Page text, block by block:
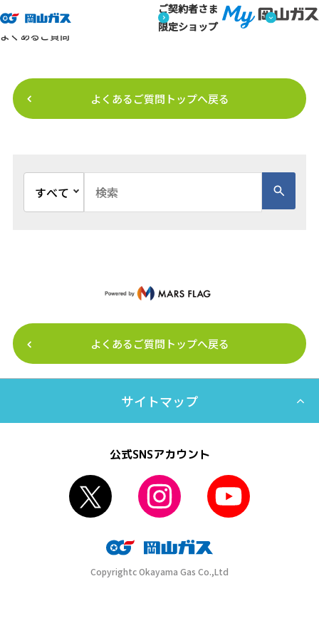
ご契約者さま
限定ショップ
トップページ
よくあるご質問【結果画面】
よくあるご質問
よくあるご質問
よくあるご質問トップへ戻る
検索キーワード入力
よくあるご質問トップへ戻る
サイトマップ
公式SNSアカウント
Copyrightc Okayama Gas Co.,Ltd